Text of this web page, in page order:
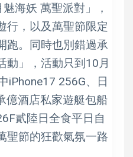
海妖 萬聖派對」，
行，以及萬聖節限定
跑。同時也別錯過承
動」，活動只到10月
iPhone17 256G、日
億酒店私家遊艇包船
貳陸日全食平日自
聖節的狂歡氣氛一路